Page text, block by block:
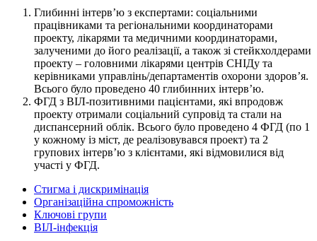
Глибинні інтерв’ю з експертами: соціальними
працівниками та регіональними координаторами
проекту, лікарями та медичними координаторами,
залученими до його реалізації, а також зі стейкхолдерами
проекту – головними лікарями центрів СНІДу та
керівниками управлінь/департаментів охорони здоров’я.
Всього було проведено 40 глибинних інтерв’ю.
ФГД з ВІЛ-позитивними пацієнтами, які впродовж
проекту отримали соціальний супровід та стали на
диспансерний облік. Всього було проведено 4 ФГД (по 1
у кожному із міст, де реалізовувався проект) та 2
групових інтерв’ю з клієнтами, які відмовилися від
участі у ФГД.
Стигма і дискримінація
Організаційна спроможність
Ключові групи
ВІЛ-інфекція